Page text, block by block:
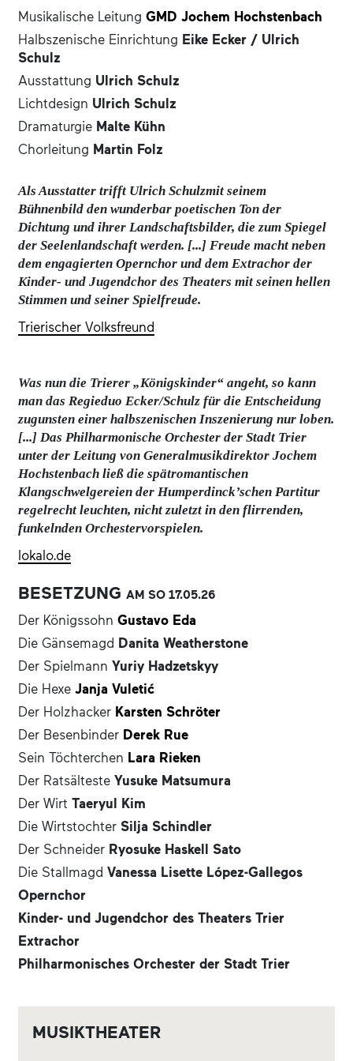
Musikalische Leitung GMD Jochem Hochstenbach
Halbszenische Einrichtung Eike Ecker / Ulrich
Schulz
Ausstattung Ulrich Schulz
Lichtdesign Ulrich Schulz
Dramaturgie Malte Kühn
Chorleitung Martin Folz
Als Ausstatter trifft Ulrich Schulzmit seinem
Bühnenbild den wunderbar poetischen Ton der
Dichtung und ihrer Landschaftsbilder, die zum Spiegel
der Seelenlandschaft werden. [...] Freude macht neben
dem engagierten Opernchor und dem Extrachor der
Kinder- und Jugendchor des Theaters mit seinen hellen
Stimmen und seiner Spielfreude.
Trierischer Volksfreund
Was nun die Trierer „Königskinder“ angeht, so kann
man das Regieduo Ecker/Schulz für die Entscheidung
zugunsten einer halbszenischen Inszenierung nur loben.
[...] Das Philharmonische Orchester der Stadt Trier
unter der Leitung von Generalmusikdirektor Jochem
Hochstenbach ließ die spätromantischen
Klangschwelgereien der Humperdinck’schen Partitur
regelrecht leuchten, nicht zuletzt in den flirrenden,
funkelnden Orchestervorspielen.
lokalo.de
BESETZUNGAM SO17.05.26
Der Königssohn Gustavo Eda
Die Gänsemagd Danita Weatherstone
Der Spielmann Yuriy Hadzetskyy
Die Hexe Janja Vuletić
Der Holzhacker Karsten Schröter
Der Besenbinder Derek Rue
Sein Töchterchen Lara Rieken
Der Ratsälteste Yusuke Matsumura
Der Wirt Taeryul Kim
Die Wirtstochter Silja Schindler
Der Schneider Ryosuke Haskell Sato
Die Stallmagd Vanessa Lisette López-Gallegos
Opernchor
Kinder- und Jugendchor des Theaters Trier
Extrachor
Philharmonisches Orchester der Stadt Trier
MUSIKTHEATER